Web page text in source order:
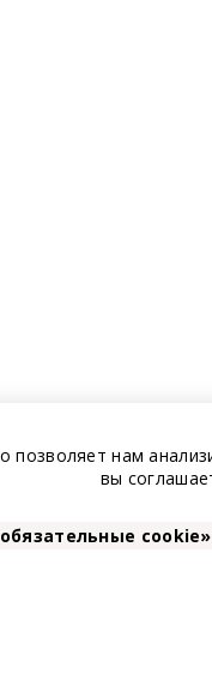
позволяет нам
вы
cookie»